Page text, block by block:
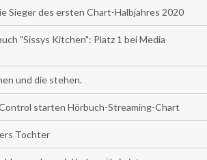
Sieger des ersten Chart-Halbjahres 2020
"Sissys Kitchen": Platz 1 bei Media
und die stehen.
starten Hörbuch-Streaming-Chart
Tochter